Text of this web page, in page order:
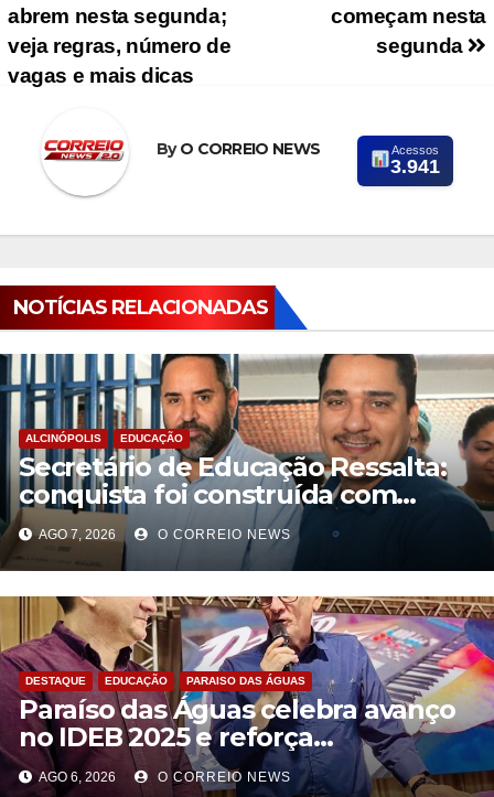
começam nesta
segunda
abrem nesta segunda;
veja regras, número de
vagas e mais dicas
ByO CORREIO NEWS Acessos
3.941
NOTÍCIAS RELACIONADAS
ALCINÓPOLIS EDUCAÇÃO
Secretário de Educação Ressalta:
conquista foi construída com
planejamento pedagógico,
AGO 7, 2026 O CORREIO NEWS
DESTAQUE EDUCAÇÃO PARAISO DAS ÁGUAS
Paraíso das Águas celebra avanço
no IDEB 2025 e reforça
compromisso com uma educação
AGO 6, 2026 O CORREIO NEWS